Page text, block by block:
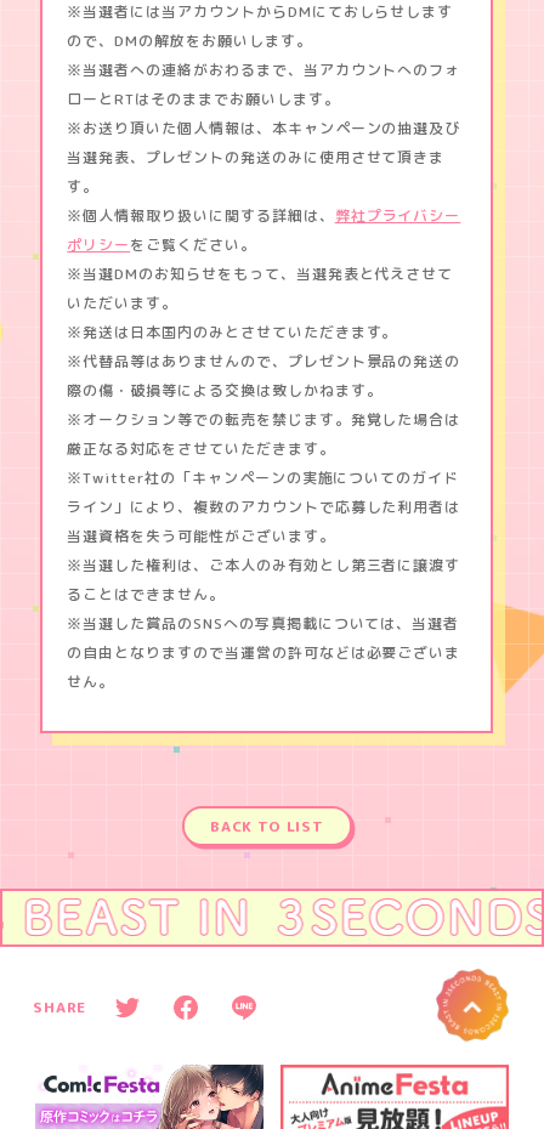
※当選者には当アカウントからDMにておしらせします
ので、DMの解放をお願いします。
※当選者への連絡がおわるまで、当アカウントへのフォ
ローとRTはそのままでお願いします。
※お送り頂いた個人情報は、本キャンペーンの抽選及び
当選発表、プレゼントの発送のみに使用させて頂きま
す。
※個人情報取り扱いに関する詳細は、 弊社プライバシー
ポリシーをご覧ください。
※当選DMのお知らせをもって、当選発表と代えさせて
いただいます。
※発送は日本国内のみとさせていただきます。
※代替品等はありませんので、プレゼント景品の発送の
際の傷・破損等による交換は致しかねます。
※オークション等での転売を禁じます。発覚した場合は
厳正なる対応をさせていただきます。
※Twitter社の「キャンペーンの実施についてのガイド
ライン」により、複数のアカウントで応募した利用者は
当選資格を失う可能性がございます。
※当選した権利は、ご本人のみ有効とし第三者に譲渡す
ることはできません。
※当選した賞品のSNSへの写真掲載については、当選者
の自由となりますので当運営の許可などは必要ございま
せん。
BACK TO LIST
T
O
P
SHARE
t
t
F
c
e
b
N
E
s